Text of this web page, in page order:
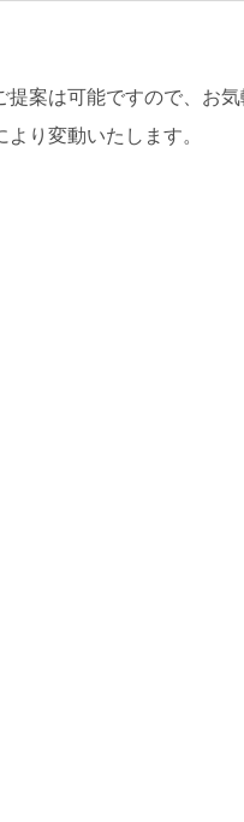
案は可能ですので、お気
り変動いたします。